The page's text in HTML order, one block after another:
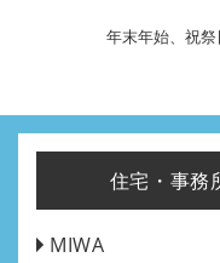
年末年始、祝
住宅・事務
MIWA